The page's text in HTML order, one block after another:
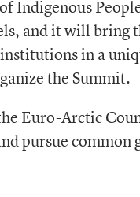
Indigenous
and it will bring
in a
the Summit.
Euro-Arctic
pursue common